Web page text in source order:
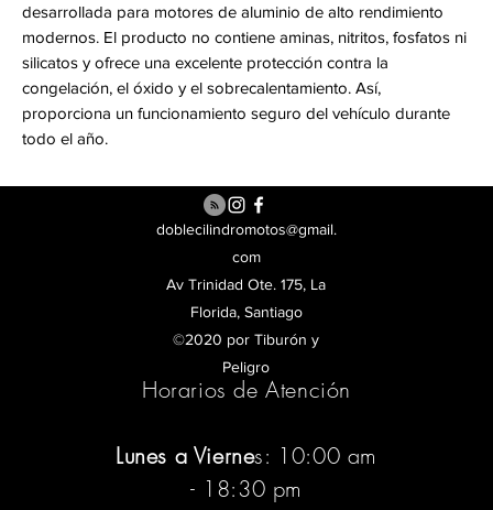
desarrollada para motores de aluminio de alto rendimiento
modernos. El producto no contiene aminas, nitritos, fosfatos ni
silicatos y ofrece una excelente protección contra la
congelación, el óxido y el sobrecalentamiento. Así,
proporciona un funcionamiento seguro del vehículo durante
todo el año.
doblecilindromotos@gmail.
com
Av Trinidad Ote. 175, La
Florida, Santiago
©2020 por Tiburón y
Peligro
Horarios de Atención
Lunes a Viernes: 10:00 am
- 18:30 pm